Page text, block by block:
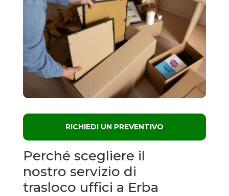
RICHIEDI UN PREVENTIVO
Perché scegliere il
nostro servizio di
trasloco uffici a Erba